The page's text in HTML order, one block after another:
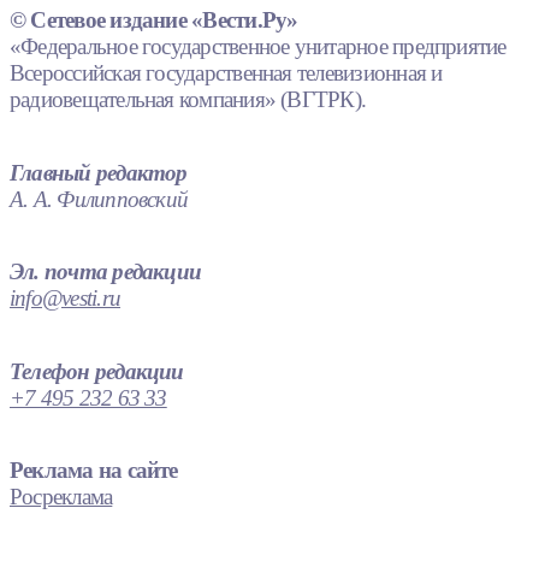
© Сетевое издание «Вести.Ру»
«Федеральное государственное унитарное предприятие
Всероссийская государственная телевизионная и
радиовещательная компания» (ВГТРК).
Главный редактор
А. А. Филипповский
Эл. почта редакции
info@vesti.ru
Телефон редакции
+7 495 232 63 33
Реклама на сайте
Росреклама